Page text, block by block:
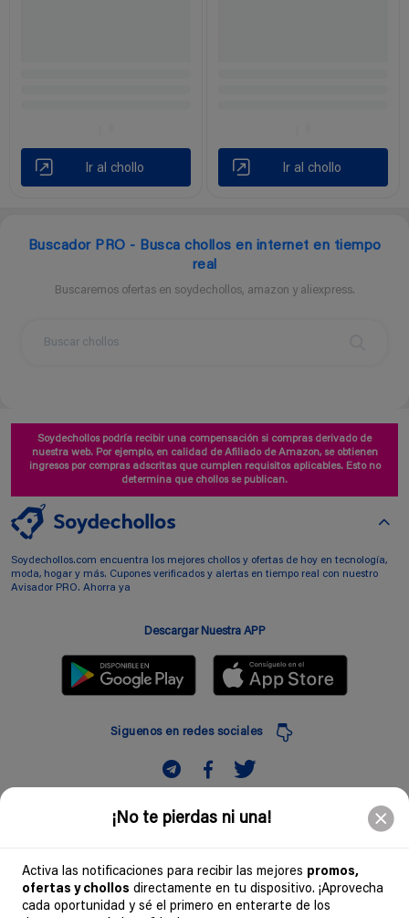
¡No te pierdas ni una!
Activa las notificaciones para recibir las mejores promos,
ofertas y chollos directamente en tu dispositivo. ¡Aprovecha
cada oportunidad y sé el primero en enterarte de los
Ir al chollo Ir al chollo
Buscador PRO - Busca chollos en internet en tiempo
real
Buscaremos ofertas en soydechollos, amazon y aliexpress.
Soydechollos podría recibir una compensación si compras derivado de
nuestra web. Por ejemplo, en calidad de Afiliado de Amazon, se obtienen
ingresos por compras adscritas que cumplen requisitos aplicables. Esto no
determina que chollos se publican.
Soydechollos.com encuentra los mejores chollos y ofertas de hoy en tecnología,
moda, hogar y más. Cupones verificados y alertas en tiempo real con nuestro
Avisador PRO. Ahorra ya
Descargar Nuestra APP
Siguenos en redes sociales
Suscribir
Comunidad